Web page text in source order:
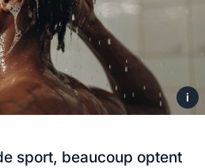
i
sport, beaucoup optent